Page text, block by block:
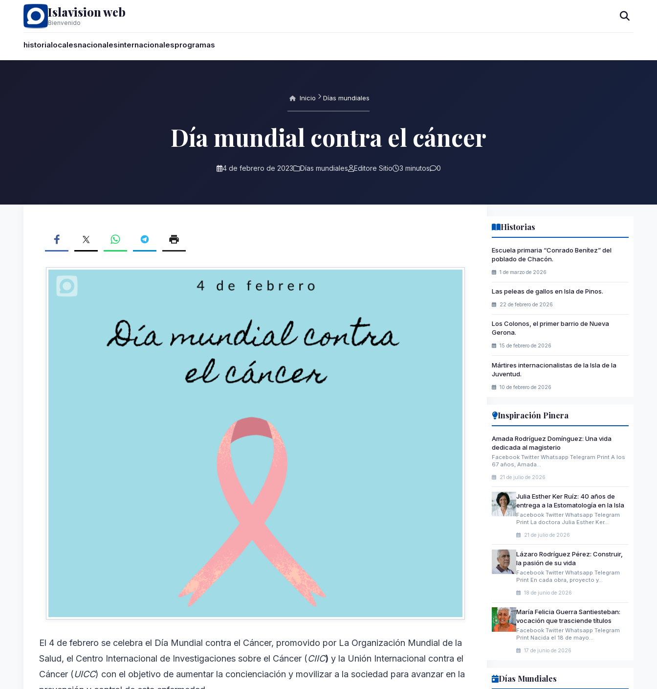
Islavision web
Bienvenido
historialocalesnacionalesinternacionalesprogramas
Inicio Días mundiales
Día mundial contra el cáncer
4 de febrero de 2023 Días mundiales Editore Sitio 3 minutos 0
El 4 de febrero se celebra el Día Mundial contra el Cáncer, promovido por La Organización Mundial de la
Salud, el Centro Internacional de Investigaciones sobre el Cáncer (CIIC) y la Unión Internacional contra el
Cáncer (UICC) con el objetivo de aumentar la concienciación y movilizar a la sociedad para avanzar en la
Historias
Escuela primaria “Conrado Benítez” del
poblado de Chacón.
1 de marzo de 2026
Las peleas de gallos en Isla de Pinos.
22 de febrero de 2026
Los Colonos, el primer barrio de Nueva
Gerona.
15 de febrero de 2026
Mártires internacionalistas de la Isla de la
Juventud.
10 de febrero de 2026
Inspiración Pinera
Amada Rodríguez Domínguez: Una vida
dedicada al magisterio
Facebook Twitter Whatsapp Telegram Print A los
67 años, Amada…
21 de julio de 2026
Julia Esther Ker Ruíz: 40 años de
entrega a la Estomatología en la Isla
Facebook Twitter Whatsapp Telegram
Print La doctora Julia Esther Ker…
21 de julio de 2026
Lázaro Rodríguez Pérez: Construir,
la pasión de su vida
Facebook Twitter Whatsapp Telegram
Print En cada obra, proyecto y…
18 de junio de 2026
María Felicia Guerra Santiesteban:
vocación que trasciende títulos
Facebook Twitter Whatsapp Telegram
Print Nacida el 18 de mayo…
17 de junio de 2026
Días Mundiales